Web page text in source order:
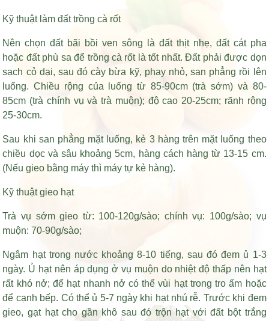
Kỹ thuật làm đất trồng cà rốt
Nên chọn đất bãi bồi ven sông là đất thịt nhẹ, đất cát pha
hoặc đất phù sa để trồng cà rốt là tốt nhất. Đất phải được dọn
sạch cỏ dại, sau đó cày bừa kỹ, phay nhỏ, san phẳng rồi lên
luống. Chiều rộng của luống từ 85-90cm (trà sớm) và 80-
85cm (trà chính vụ và trà muộn); độ cao 20-25cm; rãnh rộng
25-30cm.
Sau khi san phẳng mặt luống, kẻ 3 hàng trên mặt luống theo
chiều dọc và sâu khoảng 5cm, hàng cách hàng từ 13-15 cm.
(Nếu gieo bằng máy thì máy tự kẻ hàng).
Kỹ thuật gieo hạt
Trà vụ sớm gieo từ: 100-120g/sào; chính vụ: 100g/sào; vụ
muộn: 70-90g/sào;
Ngâm hạt trong nước khoảng 8-10 tiếng, sau đó đem ủ 1-3
ngày. Ủ hạt nên áp dụng ở vụ muộn do nhiệt độ thấp nên hạt
rất khó nở; để hạt nhanh nở có thể vùi hạt trong tro ấm hoặc
để cạnh bếp. Có thể ủ 5-7 ngày khi hạt nhú rễ. Trước khi đem
gieo, gạt hạt cho gần khô sau đó trộn hạt với đất bột trắng